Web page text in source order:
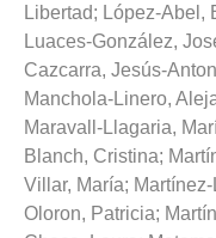
Libertad; López-Abel,
Luaces-González,
Cazcarra, Jesús-
Manchola-Linero,
Maravall-Llagaria,
Blanch, Cristina;
Villar, María;
Oloron, Patricia;